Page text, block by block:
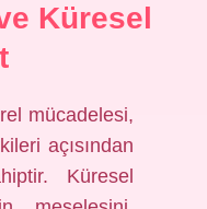
Küresel
mücadelesi,
açısından
Küresel